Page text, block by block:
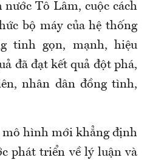
Tô Lâm, cuộc cách
bộ máy của hệ thống
tinh gọn, mạnh, hiệu
đã đạt kết quả đột phá,
nhân dân đồng tình,
mô hình mới khẳng định
phát triển về lý luận và